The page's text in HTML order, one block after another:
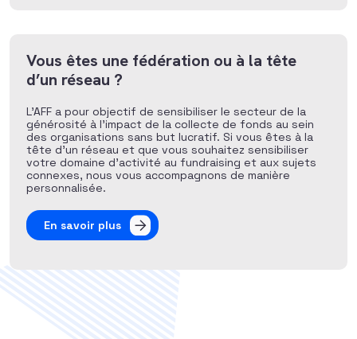
Vous êtes une fédération ou à la tête
d’un réseau ?
L’AFF a pour objectif de sensibiliser le secteur de la
générosité à l’impact de la collecte de fonds au sein
des organisations sans but lucratif. Si vous êtes à la
tête d’un réseau et que vous souhaitez sensibiliser
votre domaine d’activité au fundraising et aux sujets
connexes, nous vous accompagnons de manière
personnalisée.
En savoir plus